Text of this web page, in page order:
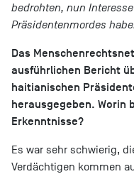
bedrohten, nun
Präsidentenmordes
Das
ausführlichen Bericht
haitianischen
herausgegeben. Worin
Erkenntnisse?
Es war sehr schwierig,
Verdächtigen kommen